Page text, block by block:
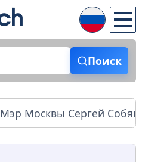
Поиск
Мэр Москвы Сергей